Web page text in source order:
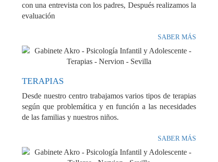
con una entrevista con los padres, Después realizamos la
evaluación
SABER MÁS
TERAPIAS
Desde nuestro centro trabajamos varios tipos de terapias
según que problemática y en función a las necesidades
de las familias y nuestros niños.
SABER MÁS